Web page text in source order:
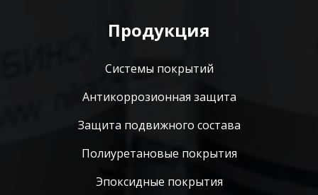
Продукция
Системы покрытий
Антикоррозионная защита
Защита подвижного состава
Полиуретановые покрытия
Эпоксидные покрытия